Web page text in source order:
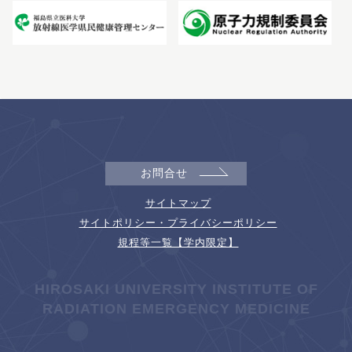
お問合せ
サイトマップ
サイトポリシー・プライバシーポリシー
規程等一覧【学内限定】
HIROSAKI UNIVERSITY INSTITUTE OF
RADIATION EMERGENCY MEDICINE